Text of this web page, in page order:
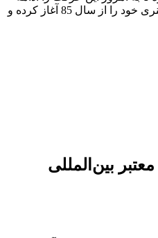
می‌دهند . مصطفی فرد فعالیت هنری خود را از سال 85 آغاز کرده و
بین‌المللی